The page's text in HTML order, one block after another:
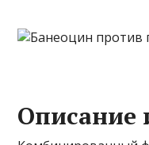
Описание